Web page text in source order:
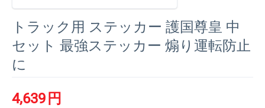
トラック用 ステッカー 護国尊皇 中
セット 最強ステッカー 煽り運転防止
に
4,639 円